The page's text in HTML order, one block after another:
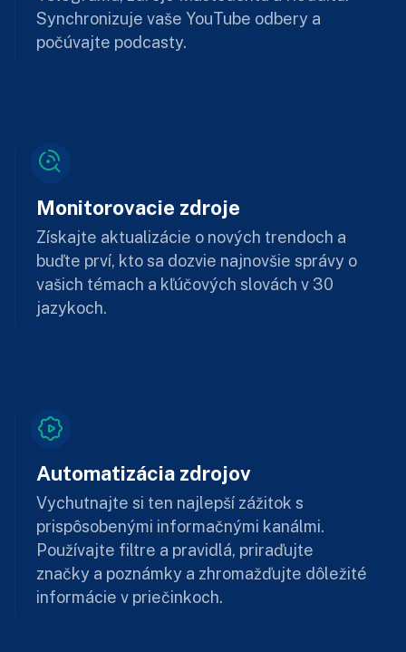
Synchronizuje vaše YouTube odbery a
počúvajte podcasty.
Monitorovacie zdroje
Získajte aktualizácie o nových trendoch a
buďte prví, kto sa dozvie najnovšie správy o
vašich témach a kľúčových slovách v 30
jazykoch.
Automatizácia zdrojov
Vychutnajte si ten najlepší zážitok s
prispôsobenými informačnými kanálmi.
Používajte filtre a pravidlá, priraďujte
značky a poznámky a zhromažďujte dôležité
informácie v priečinkoch.